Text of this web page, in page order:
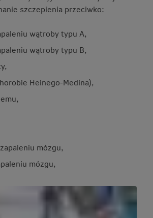
szczepienia przeciwko:
wątroby typu A,
wątroby typu B,
Heinego-Medina),
mózgu,
mózgu,